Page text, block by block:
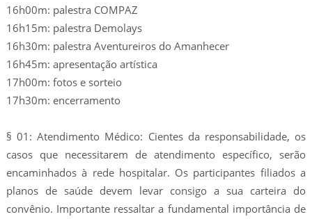
16h00m: palestra COMPAZ
16h15m: palestra Demolays
16h30m: palestra Aventureiros do Amanhecer
16h45m: apresentação artística
17h00m: fotos e sorteio
17h30m: encerramento
§ 01: Atendimento Médico: Cientes da responsabilidade, os
casos que necessitarem de atendimento específico, serão
encaminhados à rede hospitalar. Os participantes filiados a
planos de saúde devem levar consigo a sua carteira do
convênio. Importante ressaltar a fundamental importância de